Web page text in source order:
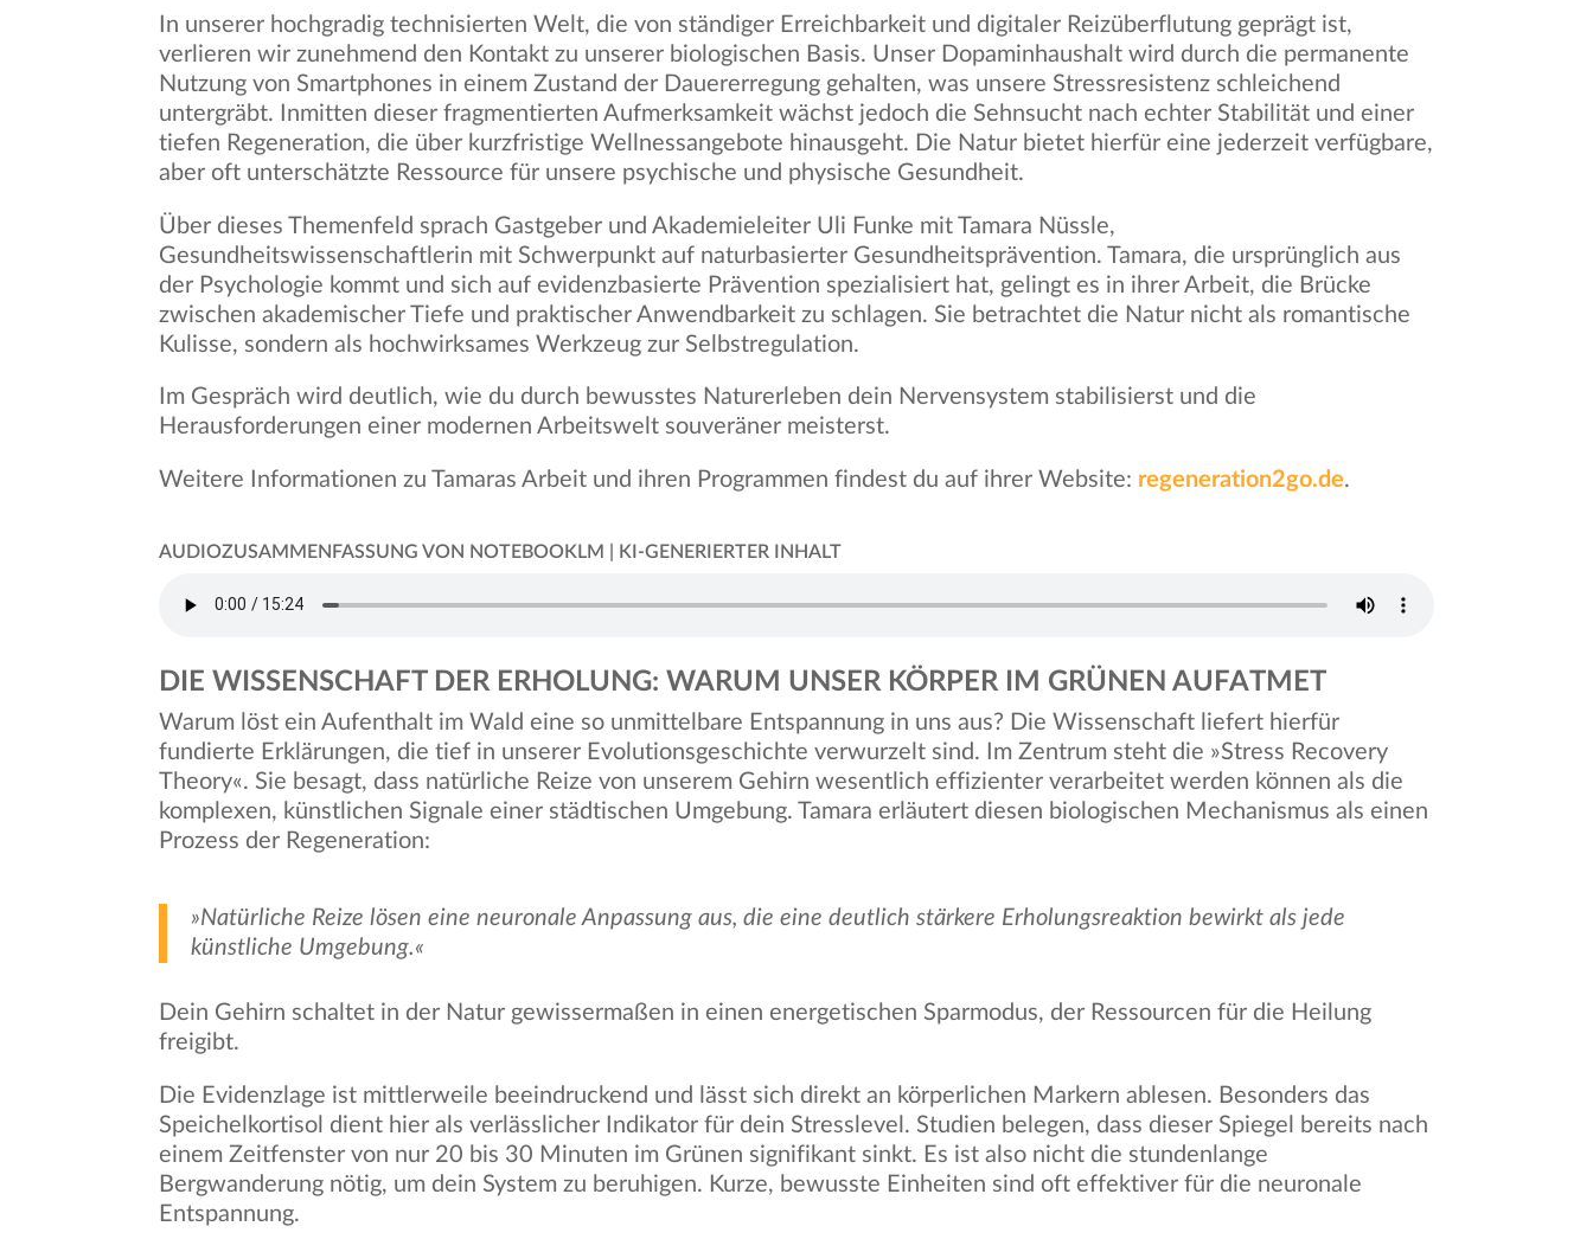
In unserer hochgradig technisierten Welt, die von ständiger Erreichbarkeit und digitaler Reizüberflutung geprägt ist,
verlieren wir zunehmend den Kontakt zu unserer biologischen Basis. Unser Dopaminhaushalt wird durch die permanente
Nutzung von Smartphones in einem Zustand der Dauererregung gehalten, was unsere Stressresistenz schleichend
untergräbt. Inmitten dieser fragmentierten Aufmerksamkeit wächst jedoch die Sehnsucht nach echter Stabilität und einer
tiefen Regeneration, die über kurzfristige Wellnessangebote hinausgeht. Die Natur bietet hierfür eine jederzeit verfügbare,
aber oft unterschätzte Ressource für unsere psychische und physische Gesundheit.
Über dieses Themenfeld sprach Gastgeber und Akademieleiter Uli Funke mit Tamara Nüssle,
Gesundheitswissenschaftlerin mit Schwerpunkt auf naturbasierter Gesundheitsprävention. Tamara, die ursprünglich aus
der Psychologie kommt und sich auf evidenzbasierte Prävention spezialisiert hat, gelingt es in ihrer Arbeit, die Brücke
zwischen akademischer Tiefe und praktischer Anwendbarkeit zu schlagen. Sie betrachtet die Natur nicht als romantische
Kulisse, sondern als hochwirksames Werkzeug zur Selbstregulation.
Im Gespräch wird deutlich, wie du durch bewusstes Naturerleben dein Nervensystem stabilisierst und die
Herausforderungen einer modernen Arbeitswelt souveräner meisterst.
Weitere Informationen zu Tamaras Arbeit und ihren Programmen findest du auf ihrer Website: regeneration2go.de.
AUDIOZUSAMMENFASSUNG VON NOTEBOOKLM | KI-GENERIERTER INHALT
DIE WISSENSCHAFT DER ERHOLUNG: WARUM UNSER KÖRPER IM GRÜNEN AUFATMET
Warum löst ein Aufenthalt im Wald eine so unmittelbare Entspannung in uns aus? Die Wissenschaft liefert hierfür
fundierte Erklärungen, die tief in unserer Evolutionsgeschichte verwurzelt sind. Im Zentrum steht die »Stress Recovery
Theory«. Sie besagt, dass natürliche Reize von unserem Gehirn wesentlich effizienter verarbeitet werden können als die
komplexen, künstlichen Signale einer städtischen Umgebung. Tamara erläutert diesen biologischen Mechanismus als einen
Prozess der Regeneration:
»Natürliche Reize lösen eine neuronale Anpassung aus, die eine deutlich stärkere Erholungsreaktion bewirkt als jede
künstliche Umgebung.«
Dein Gehirn schaltet in der Natur gewissermaßen in einen energetischen Sparmodus, der Ressourcen für die Heilung
freigibt.
Die Evidenzlage ist mittlerweile beeindruckend und lässt sich direkt an körperlichen Markern ablesen. Besonders das
Speichelkortisol dient hier als verlässlicher Indikator für dein Stresslevel. Studien belegen, dass dieser Spiegel bereits nach
einem Zeitfenster von nur 20 bis 30 Minuten im Grünen signifikant sinkt. Es ist also nicht die stundenlange
Bergwanderung nötig, um dein System zu beruhigen. Kurze, bewusste Einheiten sind oft effektiver für die neuronale
Entspannung.